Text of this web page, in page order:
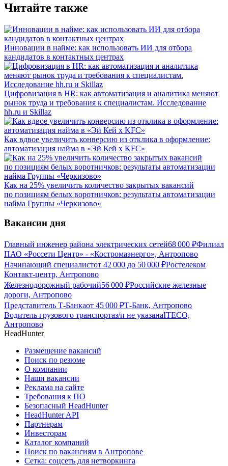
Читайте также
Инновации в найме: как использовать ИИ для отбора
кандидатов в контактных центрах
Цифровизация в HR: как автоматизация и аналитика меняют
рынок труда и требования к специалистам. Исследование
hh.ru и Skillaz
Как вдвое увеличить конверсию из отклика в оформление:
автоматизация найма в «Эй Кей x KFC»
Как на 25% увеличить количество закрытых вакансий
по позициям белых воротничков: результаты автоматизации
найма Группы «Черкизово»
Вакансии дня
Главный инженер района электрических сетей68 000 ₽Филиал
ПАО «Россети Центр» - «Костромаэнерго», Антропово
Начинающий специалистот 42 000 до 50 000 ₽Ростелеком
Контакт-центр, Антропово
Железнодорожный рабочий56 000 ₽Российские железные
дороги, Антропово
Представитель Т-Банкаот 45 000 ₽Т-Банк, Антропово
Водитель грузового транспортаз/п не указанаITECO,
Антропово
HeadHunter
Размещение вакансий
Поиск по резюме
О компании
Наши вакансии
Реклама на сайте
Требования к ПО
Безопасный HeadHunter
HeadHunter API
Партнерам
Инвесторам
Каталог компаний
Поиск по вакансиям в Антропове
Сетка: соцсеть для нетворкинга